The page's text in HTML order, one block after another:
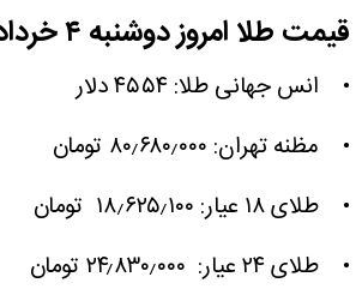
قیمت طلا امروز دوشنبه ۴ خرداد ۱۴۰۵
• انس جهانی طلا: ۴۵۵۴ دلار
• مظنه تهران: ۸۰٫۶۸۰٫۰۰۰ تومان
• طلای ۱۸ عیار: ۱۸٫۶۲۵٫۱۰۰ تومان
• طلای ۲۴ عیار: ۲۴٫۸۳۰٫۰۰۰ تومان